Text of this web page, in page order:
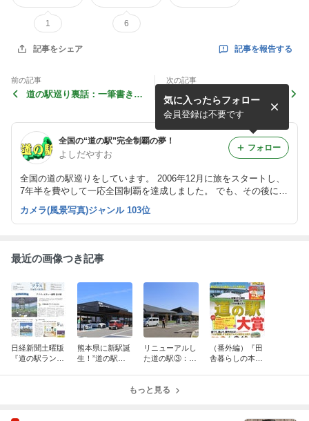
1 6
記事をシェア 記事を報告する
前の記事
道の駅巡り裏話：一筆書きで
次の記事
国東半島方面の旅：全国区の
温泉地！“ゆふいん”
全国の“道の駅”完全制覇の夢！
よしだやすお
全国の道の駅巡りをしています。 2006年12月に旅をスタートし、
7年半を費やして一応全国制覇を達成しました。 でも、その後に新
しい道の駅が次々に誕生し、全国1230カ所に達しています。 私が
走破したのはその内の1220カ所ですから、まだまだ旅は続きま
気に入ったらフォロー
会員登録は不要です
フォロー
カメラ(風景写真)ジャンル 103位
最近の画像つき記事
日経新聞土曜版
『道の駅ランキ
熊本県に新駅誕
生！”道の駅ウ
リニューアルし
た道の駅③：都
（番外編）『田
舎暮らしの本』
もっと見る